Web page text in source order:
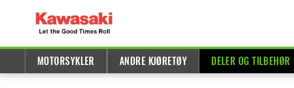
MOTORSYKLER ANDRE KJØRETØY DELER OG TILBEHØR